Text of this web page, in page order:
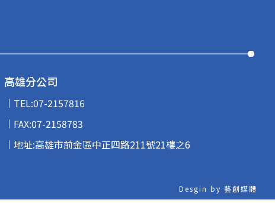
高雄分公司
TEL:07-2157816
FAX:07-2158783
地址:高雄市前金區中正四路211號21樓之6
Desgin by 藝創媒體